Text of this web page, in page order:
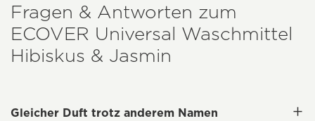
Fragen & Antworten zum
ECOVER Universal Waschmittel
Hibiskus & Jasmin
Gleicher Duft trotz anderem Namen